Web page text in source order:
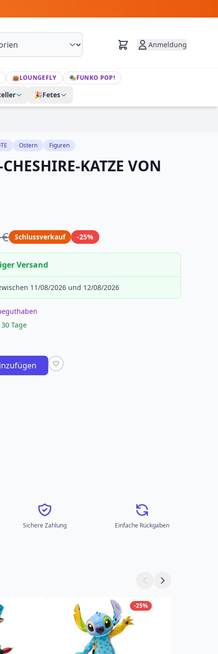
Anmeldung
👜LOUNGEFLY 🎭FUNKO POP!
🎉Fetes
Ostern Figuren
KATZE VON
Schlussverkauf -25%
Versand
11/08/2026 und 12/08/2026
Tage
Sichere Zahlung Einfache Rückgaben
-25%